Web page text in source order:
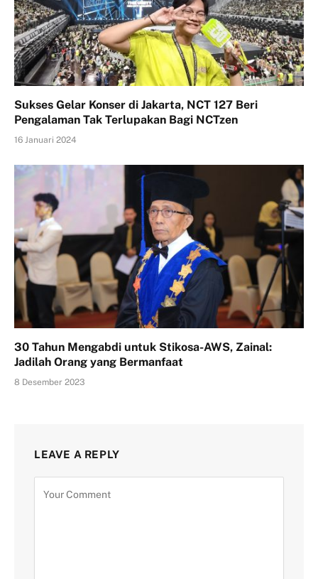
Sukses Gelar Konser di Jakarta, NCT 127 Beri
Pengalaman Tak Terlupakan Bagi NCTzen
16 Januari 2024
30 Tahun Mengabdi untuk Stikosa-AWS, Zainal:
Jadilah Orang yang Bermanfaat
8 Desember 2023
LEAVE A REPLY